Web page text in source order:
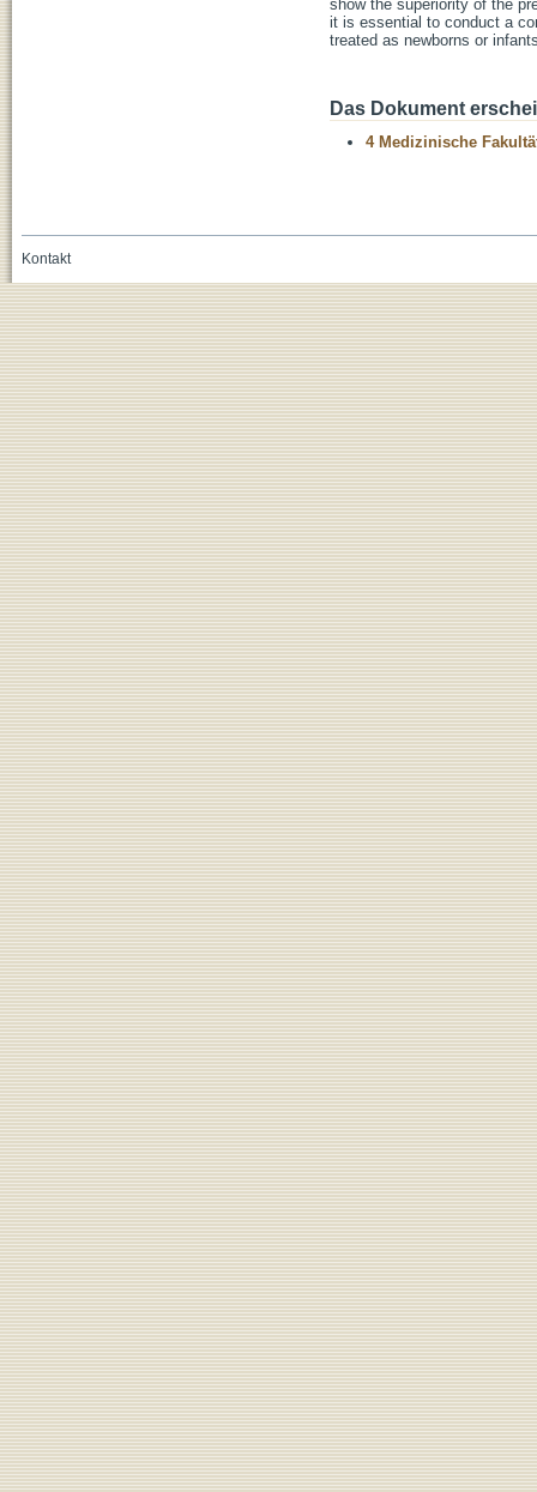
show the superiority of the
it is essential to conduct a
treated as newborns or
Das Dokument
4 Medizinische
Kontakt